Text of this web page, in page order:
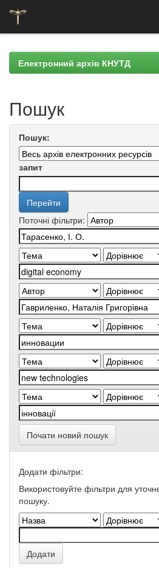
navigationЕлектронний архів КНУТД
Пошук
Пошук:
запит
Поточні фільтри:
Почати новий пошук
Додати фільтри:
Використовуйте фільтри для
пошуку.